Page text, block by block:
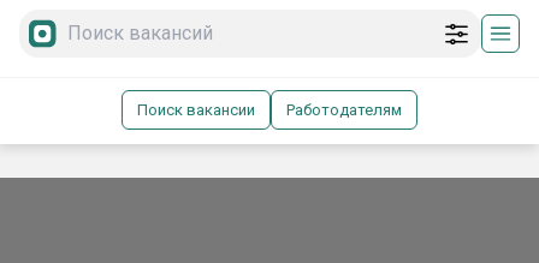
Поиск вакансии Работодателям